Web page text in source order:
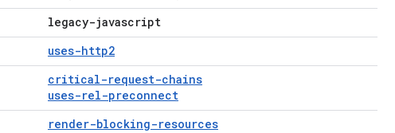
legacy-javascript
uses-http2
critical-request-chains
uses-rel-preconnect
render-blocking-resources